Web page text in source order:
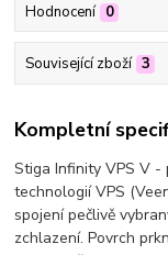
Hodnocení 0
Související zboží 3
Kompletní
Stiga Infinity VPS V -
technologií VPS
spojení pečlivě
zchlazení. Povrch